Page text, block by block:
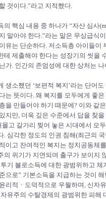
것이다.”라고 지적했다.
의 핵심 내용 중 하나가 “자산 심사
말아야 한다.”라는 말은 무상급식
유는 단순하다. 저소득층 아이들이
테 제출해야 한다는 성장기의 씻을
가. 인간의 존엄성에 대한 상처는
생소했던 ‘보편적 복지’라는 단어
는 뜻이다. 왜 복지를 모두에게 좋
을 만들어야 하기 때문에? 이와 같
지만, 더욱 깊은 수준에서 답을 찾
몰고 갈가리 찢어 놓은 시대에서 모
. 심각한 정도의 인권 침해(최근의
이고 잔여적인 복지는 정치공동체
의 위기가 지연되며 출구가 보이지
기 불로소득에 대한 광범위하고
으로” 기본소득을 지급하는 것이
리적ㆍ도덕적으로 우월하며, 신자
유주의 수탈경제의 광범위한 피해